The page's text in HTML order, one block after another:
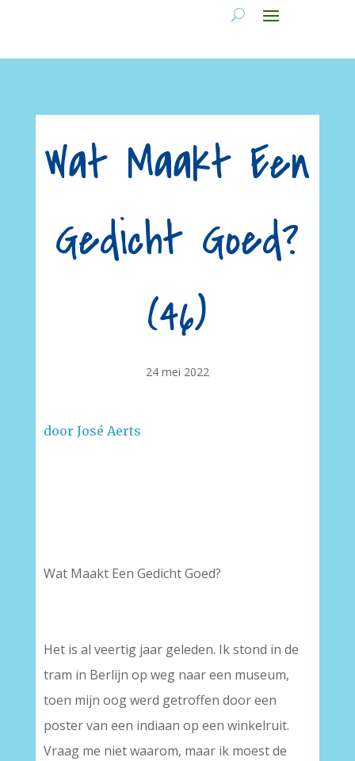
Wat Maakt Een
Gedicht Goed?
(46)
24 mei 2022
door José Aerts
Wat Maakt Een Gedicht Goed?
Het is al veertig jaar geleden. Ik stond in de
tram in Berlijn op weg naar een museum,
toen mijn oog werd getroffen door een
poster van een indiaan op een winkelruit.
Vraag me niet waarom, maar ik moest de